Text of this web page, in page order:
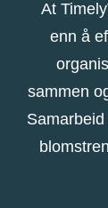
At
enn å
sammen